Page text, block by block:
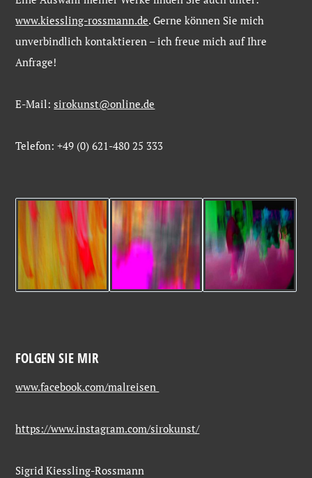
www.kiessling-rossmann.de. Gernekönnen Siemich
unverbindlichkontaktieren –ichfreuemichaufIhre
Anfrage!
E-Mail:sirokunst@online.de
Telefon: +49 (0) 621-480 25 333
FOLGEN SIE MIR
www.facebook.com/malreisen
https://www.instagram.com/sirokunst/
Sigrid Kiessling-Rossmann